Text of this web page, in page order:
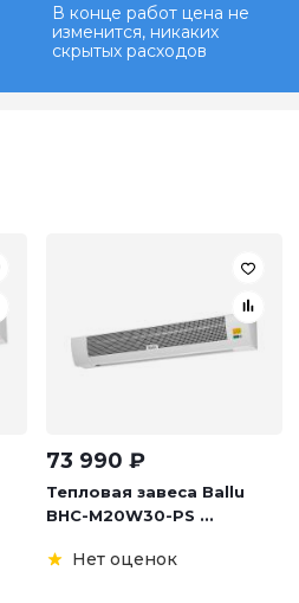
В конце работ цена не
изменится, никаких
скрытых расходов
73 990 ₽
Тепловая завеса Ballu
BHC-M20W30-PS ...
Нет оценок